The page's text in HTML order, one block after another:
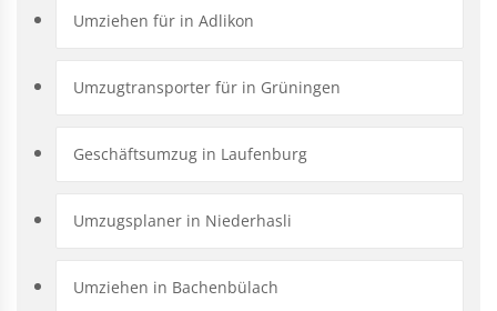
Umziehen für in Adlikon
Umzugtransporter für in Grüningen
Geschäftsumzug in Laufenburg
Umzugsplaner in Niederhasli
Umziehen in Bachenbülach